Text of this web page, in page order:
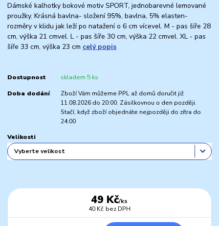
Dámské kalhotky bokové motiv SPORT, jednobarevné lemované
proužky. Krásná bavlna- složení 95%, bavlna, 5% elasten-
rozměry v klidu jak leží po natažení o 6 cm vícevel. M - pas šíře 28
cm, výška 21 cmvel. L - pas šíře 30 cm, výška 22 cmvel. XL - pas
šíře 33 cm, výška 23 cm celý popis
Dostupnost skladem 5 ks
Doba dodání
Zboží Vám můžeme PPL až domů doručit již
11.08.2026 do 20:00. Zásilkovnou o den později.
Stačí, když zboží objednáte nejpozději do zítra do
24:00
Velikosti
49 Kč/ks
40 Kč bez DPH